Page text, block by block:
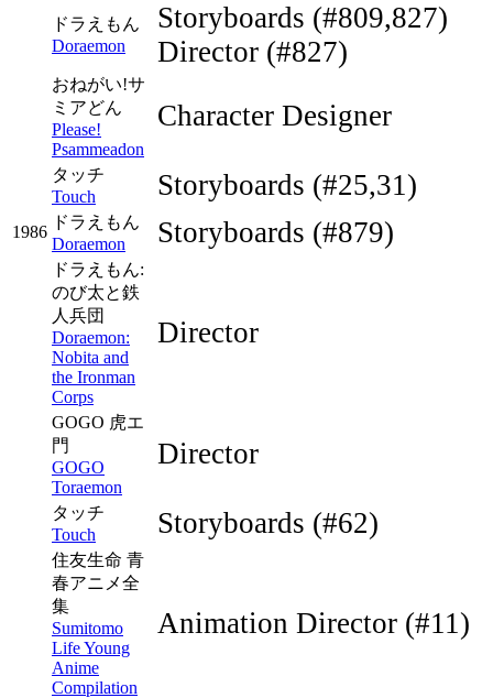
ドラえもん
Doraemon
Storyboards (#809,827)
Director (#827)
おねがい!サ
ミアどん
Please!
Psammeadon
Character Designer
タッチ
Touch
Storyboards (#25,31)
1986
ドラえもん
Doraemon
Storyboards (#879)
ドラえもん:
のび太と鉄
人兵団
Doraemon:
Nobita and
the Ironman
Corps
Director
GOGO 虎エ
門
GOGO
Toraemon
Director
タッチ
Touch
Storyboards (#62)
住友生命 青
春アニメ全
集
Sumitomo
Life Young
Anime
Compilation
Animation Director (#11)